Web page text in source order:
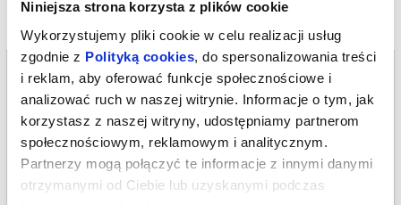
Niniejsza strona korzysta z plików cookie
Wykorzystujemy pliki cookie w celu realizacji usług
zgodnie z Polityką cookies , do spersonalizowania treści
i reklam, aby oferować funkcje społecznościowe i
analizować ruch w naszej witrynie. Informacje o tym, jak
korzystasz z naszej witryny, udostępniamy partnerom
społecznościowym, reklamowym i analitycznym.
Partnerzy mogą połączyć te informacje z innymi danymi
otrzymanymi od Ciebie lub uzyskanymi podczas
Bilety na termin:
30.09.2026 , g. 12:00 (środa)
30.09.2026 , g. 12:00
Warszawa
Teatr Polski im. Arnolda Szyfmana...